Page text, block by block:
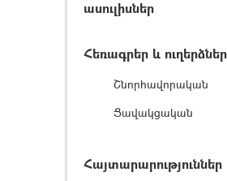
ասուլիսներ
Հեռագրեր և ուղերձներ
Շնորհավորական
Ցավակցական
Հայտարարություններ